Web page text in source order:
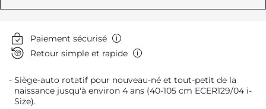
Paiement sécurisé
Retour simple et rapide
Siège-auto rotatif pour nouveau-né et tout-petit de la
naissance jusqu'à environ 4 ans (40-105 cm ECER129/04 i-
Size).